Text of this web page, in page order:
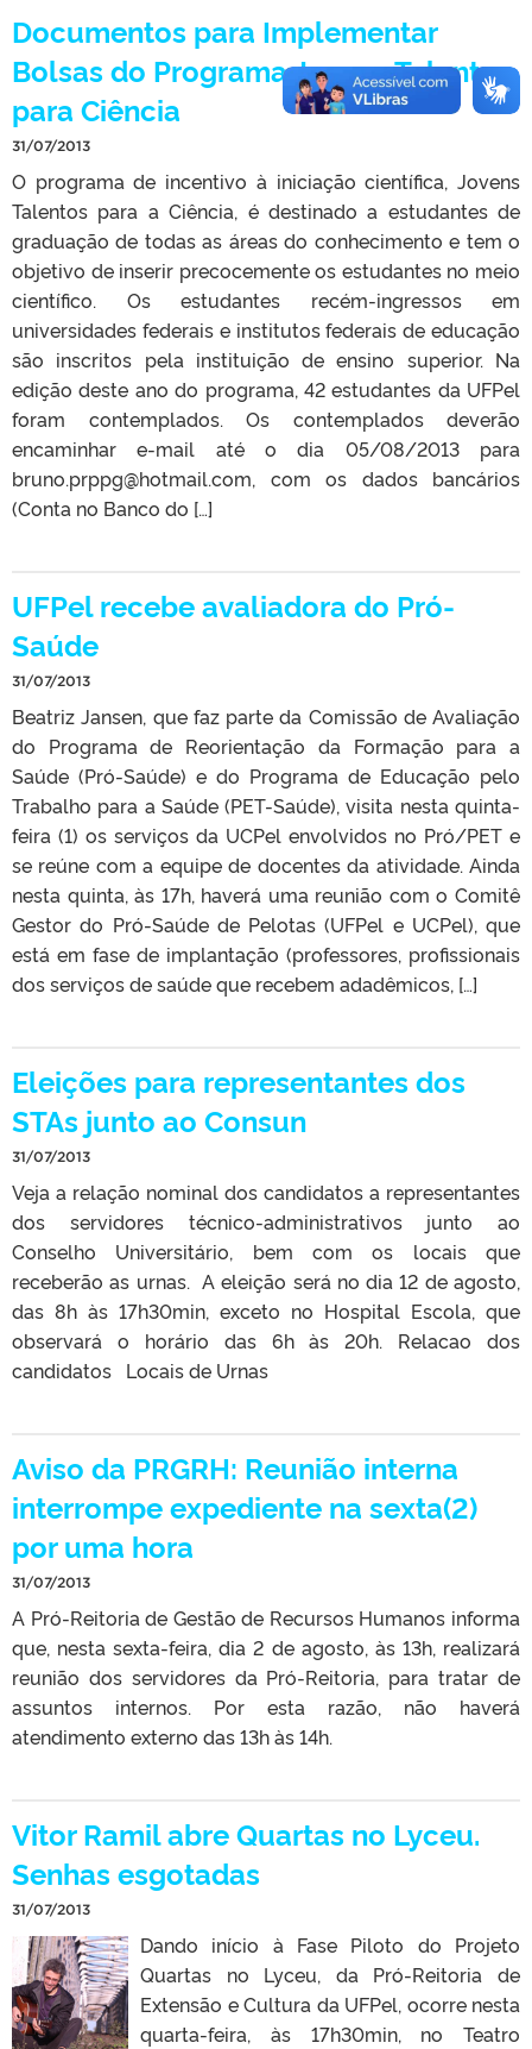
Documentos para Implementar
Bolsas do Programa Jovens Talentos
para Ciência
31/07/2013
O programa de incentivo à iniciação científica, Jovens
Talentos para a Ciência, é destinado a estudantes de
graduação de todas as áreas do conhecimento e tem o
objetivo de inserir precocemente os estudantes no meio
científico. Os estudantes recém-ingressos em
universidades federais e institutos federais de educação
são inscritos pela instituição de ensino superior. Na
edição deste ano do programa, 42 estudantes da UFPel
foram contemplados. Os contemplados deverão
encaminhar e-mail até o dia 05/08/2013 para
bruno.prppg@hotmail.com, com os dados bancários
(Conta no Banco do […]
UFPel recebe avaliadora do Pró-
Saúde
31/07/2013
Beatriz Jansen, que faz parte da Comissão de Avaliação
do Programa de Reorientação da Formação para a
Saúde (Pró-Saúde) e do Programa de Educação pelo
Trabalho para a Saúde (PET-Saúde), visita nesta quinta-
feira (1) os serviços da UCPel envolvidos no Pró/PET e
se reúne com a equipe de docentes da atividade. Ainda
nesta quinta, às 17h, haverá uma reunião com o Comitê
Gestor do Pró-Saúde de Pelotas (UFPel e UCPel), que
está em fase de implantação (professores, profissionais
dos serviços de saúde que recebem adadêmicos, […]
Eleições para representantes dos
STAs junto ao Consun
31/07/2013
Veja a relação nominal dos candidatos a representantes
dos servidores técnico-administrativos junto ao
Conselho Universitário, bem com os locais que
receberão as urnas. A eleição será no dia 12 de agosto,
das 8h às 17h30min, exceto no Hospital Escola, que
observará o horário das 6h às 20h. Relacao dos
candidatos Locais de Urnas
Aviso da PRGRH: Reunião interna
interrompe expediente na sexta(2)
por uma hora
31/07/2013
A Pró-Reitoria de Gestão de Recursos Humanos informa
que, nesta sexta-feira, dia 2 de agosto, às 13h, realizará
reunião dos servidores da Pró-Reitoria, para tratar de
assuntos internos. Por esta razão, não haverá
atendimento externo das 13h às 14h.
Vitor Ramil abre Quartas no Lyceu.
Senhas esgotadas
31/07/2013
Dando início à Fase Piloto do Projeto
Quartas no Lyceu, da Pró-Reitoria de
Extensão e Cultura da UFPel, ocorre nesta
quarta-feira, às 17h30min, no Teatro